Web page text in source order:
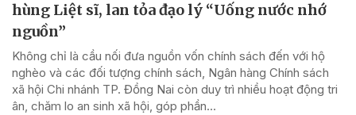
hùng Liệt sĩ, lan tỏa đạo lý “Uống nước nhớ
nguồn”
Không chỉ là cầu nối đưa nguồn vốn chính sách đến với hộ
nghèo và các đối tượng chính sách, Ngân hàng Chính sách
xã hội Chi nhánh TP. Đồng Nai còn duy trì nhiều hoạt động tri
ân, chăm lo an sinh xã hội, góp phần...